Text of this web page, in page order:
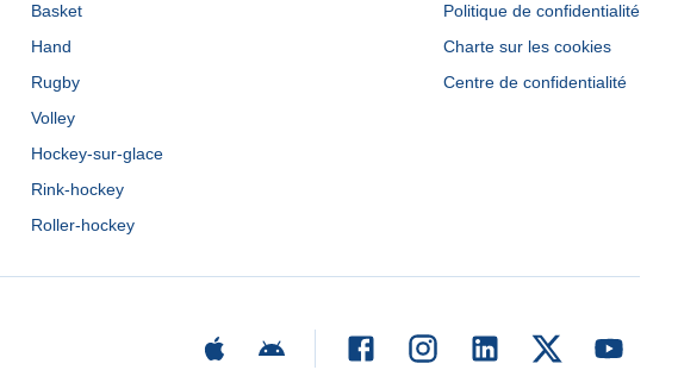
Basket
Hand
Rugby
Volley
Hockey-sur-glace
Rink-hockey
Roller-hockey
Politique de confidentialité
Charte sur les cookies
Centre de confidentialité